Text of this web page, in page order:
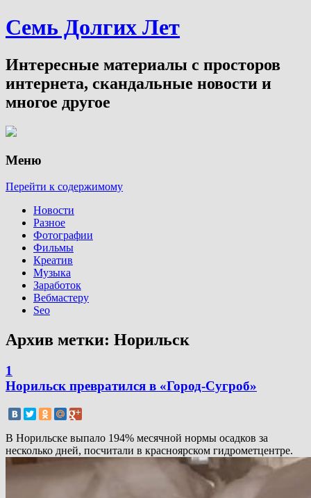
Семь Долгих Лет
Интересные материалы с просторов
интернета, скандальные новости и
многое другое
Меню
Перейти к содержимому
Новости
Разное
Фотографии
Фильмы
Креатив
Музыка
Заработок
Вебмастеру
Seo
Архив метки: Норильск
1
Норильск превратился в «Город-Сугроб»
В Норильске выпало 194% месячной нормы осадков за
несколько дней, посчитали в красноярском гидрометцентре.